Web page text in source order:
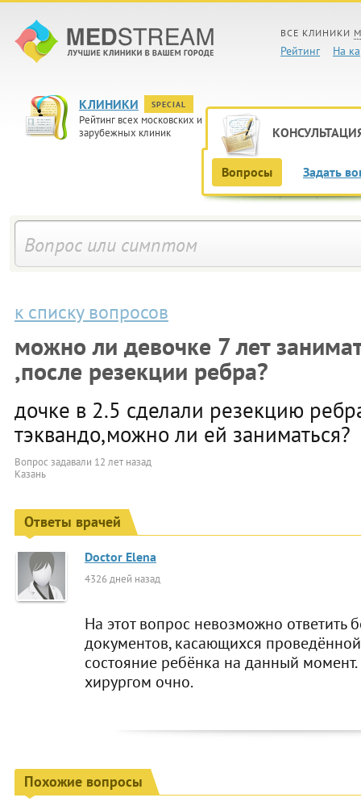
ВСЕ КЛИНИКИ
Рейтинг На
КЛИНИКИ SPECIAL
Рейтинг всех московских и
зарубежных клиник
Вопросы Задать
к списку вопросов
можно ли девочке 7 лет
,после резекции ребра?
дочке в 2.5 сделали резекцию
тэквандо,можно ли ей заниматься?
Вопрос задавали 12 лет назад
Казань
Ответы врачей
Doctor Elena
4326 дней назад
На этот вопрос невозможно ответить
документов, касающихся
состояние ребёнка на данный момент.
хирургом очно.
Похожие вопросы